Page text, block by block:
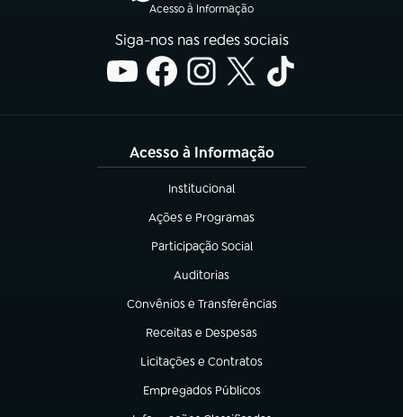
Acesso à Informação
Siga-nos nas redes sociais
Acesso à Informação
Institucional
(abre em nova aba)
Ações e Programas
(abre em nova aba)
Participação Social
(abre em nova aba)
Auditorias
(abre em nova aba)
Convênios e Transferências
(abre em nova aba)
Receitas e Despesas
(abre em nova aba)
Licitações e Contratos
(abre em nova aba)
Empregados Públicos
(abre em nova aba)